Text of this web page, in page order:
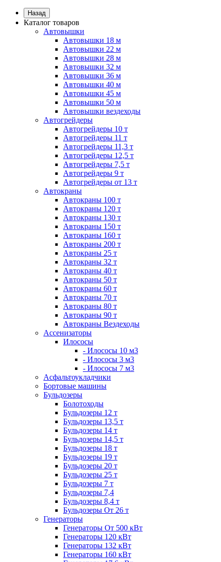
Назад
Каталог товаров
Автовышки
Автовышки 18 м
Автовышки 22 м
Автовышки 28 м
Автовышки 32 м
Автовышки 36 м
Автовышки 40 м
Автовышки 45 м
Автовышки 50 м
Автовышки вездеходы
Автогрейдеры
Автогрейдеры 10 т
Автогрейдеры 11 т
Автогрейдеры 11,3 т
Автогрейдеры 12,5 т
Автогрейдеры 7,5 т
Автогрейдеры 9 т
Автогрейдеры от 13 т
Автокраны
Автокраны 100 т
Автокраны 120 т
Автокраны 130 т
Автокраны 150 т
Автокраны 160 т
Автокраны 200 т
Автокраны 25 т
Автокраны 32 т
Автокраны 40 т
Автокраны 50 т
Автокраны 60 т
Автокраны 70 т
Автокраны 80 т
Автокраны 90 т
Автокраны Вездеходы
Ассенизаторы
Илососы
- Илососы 10 м3
- Илососы 3 м3
- Илососы 7 м3
Асфальтоукладчики
Бортовые машины
Бульдозеры
Болотоходы
Бульдозеры 12 т
Бульдозеры 13,5 т
Бульдозеры 14 т
Бульдозеры 14,5 т
Бульдозеры 18 т
Бульдозеры 19 т
Бульдозеры 20 т
Бульдозеры 25 т
Бульдозеры 7 т
Бульдозеры 7,4
Бульдозеры 8,4 т
Бульдозеры От 26 т
Генераторы
Генераторы От 500 кВт
Генераторы 120 кВт
Генераторы 132 кВт
Генераторы 160 кВт